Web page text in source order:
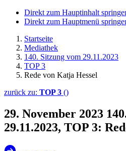
Direkt zum Hauptinhalt
Direkt zum Hauptmenü
Startseite
Mediathek
140. Sitzung vom 29.11.2023
TOP 3
Rede von Katja Hessel
zurück zu: TOP 3 ()
29. November 2023
29.11.2023, TOP 3: